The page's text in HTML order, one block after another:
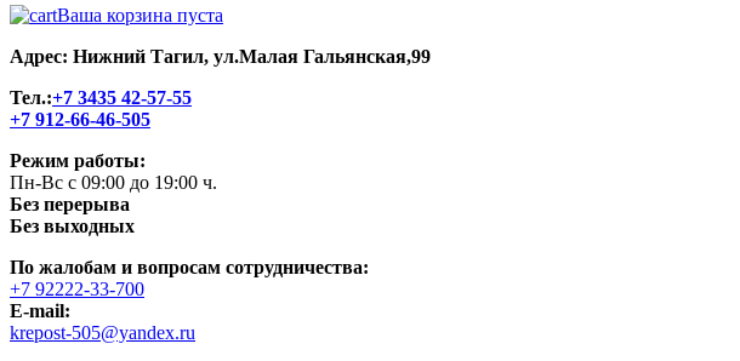
Ваша корзина пуста
Адрес: Нижний Тагил, ул.Малая Гальянская,99
Тел.:+7 3435 42-57-55
+7 912-66-46-505
Режим работы:
Пн-Вс с 09:00 до 19:00 ч.
Без перерыва
Без выходных
По жалобам и вопросам сотрудничества:
+7 92222-33-700
E-mail:
krepost-505@yandex.ru